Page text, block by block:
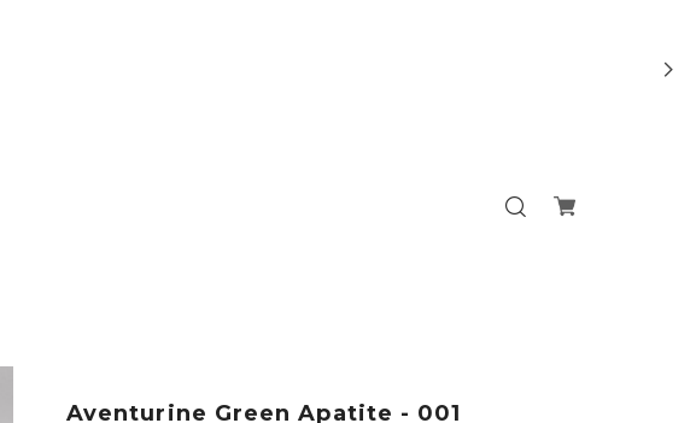
Aventurine Green Apatite - 001